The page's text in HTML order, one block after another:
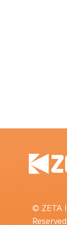
© ZETA